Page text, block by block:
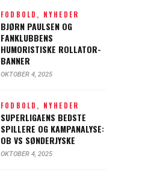
FODBOLD, NYHEDER
BJØRN PAULSEN OG
FANKLUBBENS
HUMORISTISKE ROLLATOR-
BANNER
OKTOBER 4, 2025
FODBOLD, NYHEDER
SUPERLIGAENS BEDSTE
SPILLERE OG KAMPANALYSE:
OB VS SØNDERJYSKE
OKTOBER 4, 2025